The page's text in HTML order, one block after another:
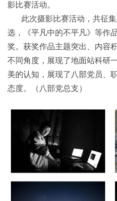
影比赛活动。
此次摄影比赛活动，共征
选，《平凡中的不平凡》等作
奖。获奖作品主题突出、内容
不同角度，展现了地面站科研
美的认知，展现了八部党员、
态度。（八部党总支）